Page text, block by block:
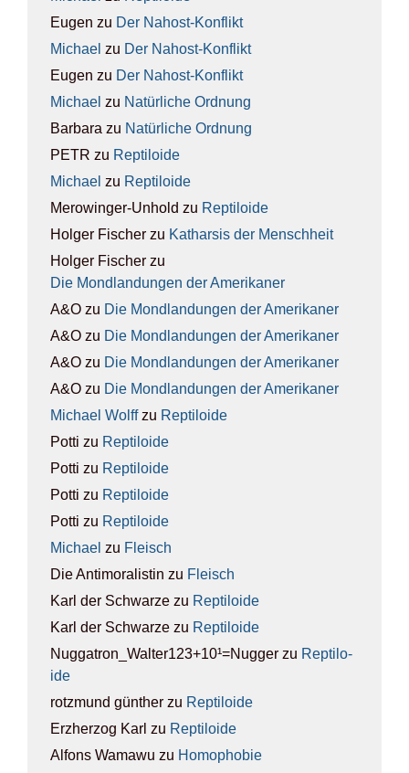
Eugen zu Der Nah­ost-Kon­flikt
Michael zu Der Nah­ost-Kon­flikt
Eugen zu Der Nah­ost-Kon­flikt
Michael zu Natür­li­che Ord­nung
Barbara zu Natür­li­che Ord­nung
PETR zu Rep­ti­lo­ide
Michael zu Rep­ti­lo­ide
Merowinger-Unhold zu Rep­ti­lo­ide
Holger Fischer zu Kathar­sis der Mensch­heit
Holger Fischer zu
Die Mond­lan­dun­gen der Ame­ri­ka­ner
A&O zu Die Mond­lan­dun­gen der Ame­ri­ka­ner
A&O zu Die Mond­lan­dun­gen der Ame­ri­ka­ner
A&O zu Die Mond­lan­dun­gen der Ame­ri­ka­ner
A&O zu Die Mond­lan­dun­gen der Ame­ri­ka­ner
Michael Wolffzu Rep­ti­lo­ide
Potti zu Rep­ti­lo­ide
Potti zu Rep­ti­lo­ide
Potti zu Rep­ti­lo­ide
Potti zu Rep­ti­lo­ide
Michael zu Fleisch
Die Antimoralistin zu Fleisch
Karl der Schwarze zu Rep­ti­lo­ide
Karl der Schwarze zu Rep­ti­lo­ide
Nuggatron_Walter123+10¹=Nugger zu Rep­ti­lo­
ide
rotzmund günther zu Rep­ti­lo­ide
Erzherzog Karl zu Rep­ti­lo­ide
Alfons Wamawu zu Homo­pho­bie